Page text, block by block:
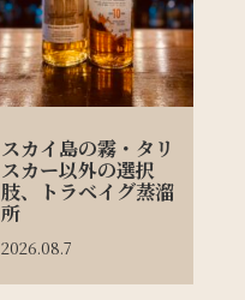
スカイ島の霧・タリ
スカー以外の選択
肢、トラベイグ蒸溜
所
2026.08.7